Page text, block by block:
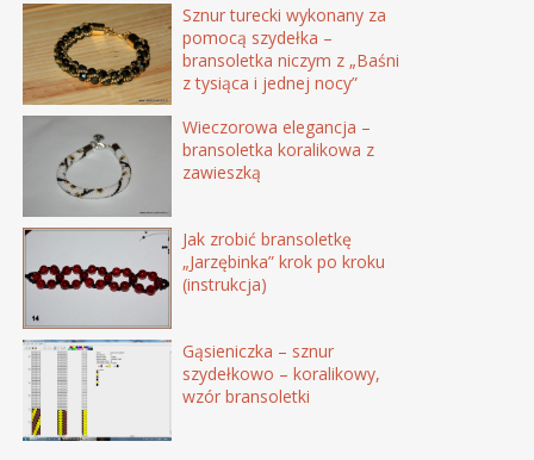
Sznur turecki wykonany za
pomocą szydełka –
bransoletka niczym z „Baśni
z tysiąca i jednej nocy”
Wieczorowa elegancja –
bransoletka koralikowa z
zawieszką
Jak zrobić bransoletkę
„Jarzębinka” krok po kroku
(instrukcja)
Gąsieniczka – sznur
szydełkowo – koralikowy,
wzór bransoletki